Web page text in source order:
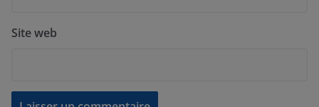
Site web